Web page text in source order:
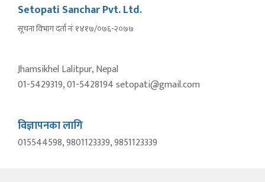
Setopati Sanchar Pvt. Ltd.
सूचना विभाग दर्ता नंः १४१७/०७६-२०७७
Jhamsikhel Lalitpur, Nepal
01-5429319, 01-5428194 setopati@gmail.com
विज्ञापनका लागि
015544598, 9801123339, 9851123339